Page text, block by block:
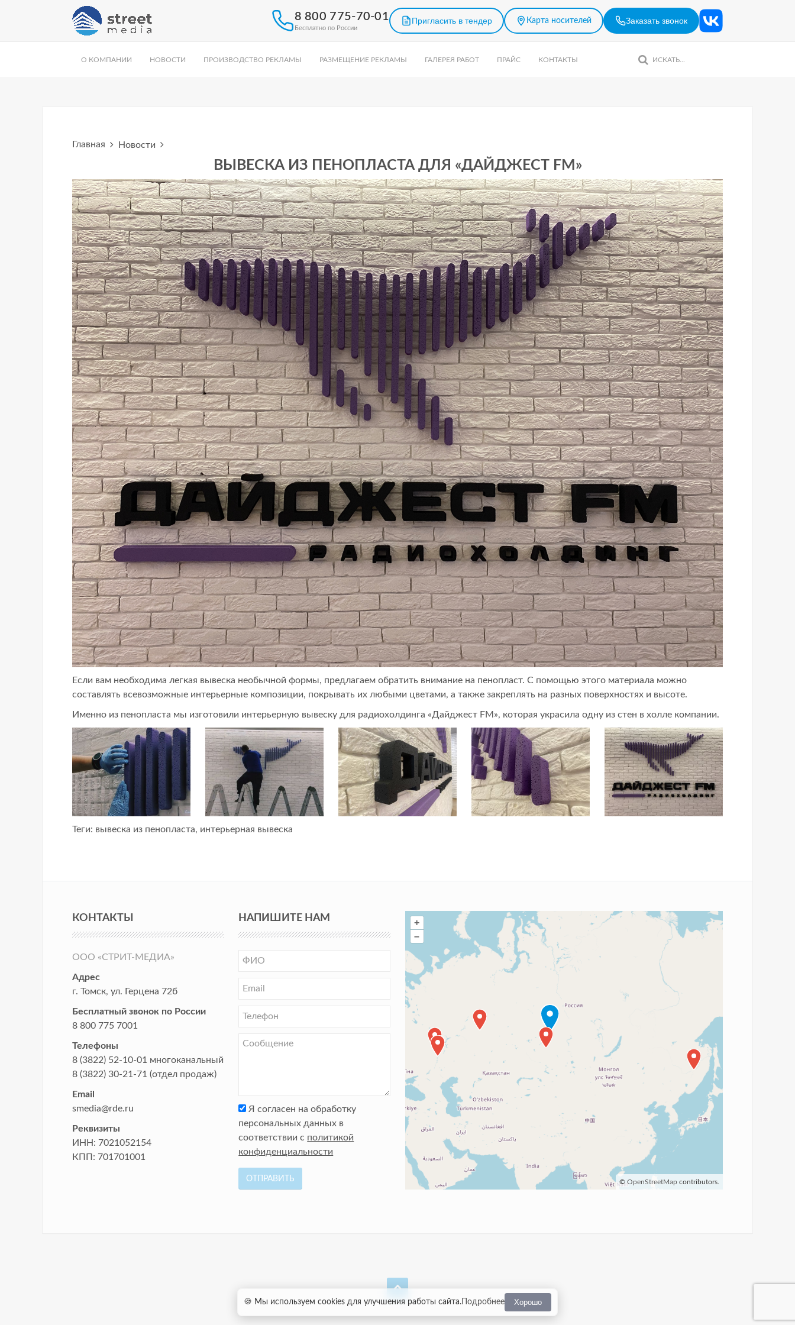
8 800 775-70-01
Бесплатно по России
Пригласить в тендер Карта носителей Заказать звонок
О КОМПАНИИ НОВОСТИ ПРОИЗВОДСТВО РЕКЛАМЫ РАЗМЕЩЕНИЕ РЕКЛАМЫ ГАЛЕРЕЯ РАБОТ ПРАЙС КОНТАКТЫ
Главная Новости
ВЫВЕСКА ИЗ ПЕНОПЛАСТА ДЛЯ «ДАЙДЖЕСТ FM»
Если вам необходима легкая вывеска необычной формы, предлагаем обратить внимание на пенопласт. С помощью этого материала можно
составлять всевозможные интерьерные композиции, покрывать их любыми цветами, а также закреплять на разных поверхностях и высоте.
Именно из пенопласта мы изготовили интерьерную вывеску для радиохолдинга «Дайджест FM», которая украсила одну из стен в холле компании.
Теги: вывеска из пенопласта, интерьерная вывеска
КОНТАКТЫ
ООО «СТРИТ-МЕДИА»
Адрес
г. Томск, ул. Герцена 72б
Бесплатный звонок по России
8 800 775 7001
Телефоны
8 (3822) 52-10-01 многоканальный
8 (3822) 30-21-71 (отдел продаж)
Email
smedia@rde.ru
Реквизиты
ИНН: 7021052154
КПП: 701701001
НАПИШИТЕ НАМ
Я согласен на обработку
персональных данных в
соответствии с политикой
конфиденциальности
ОТПРАВИТЬ
+
–
© OpenStreetMap contributors.
🍪 Мы используем cookies для улучшения работы сайта. Подробнее Хорошо